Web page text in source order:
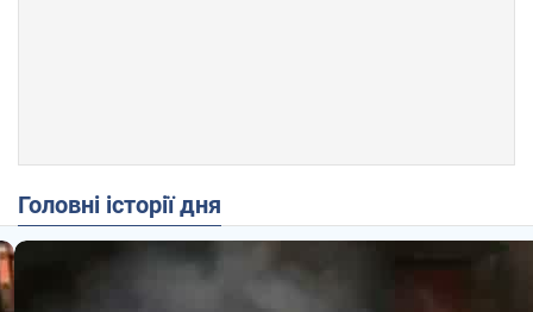
Головні історії дня